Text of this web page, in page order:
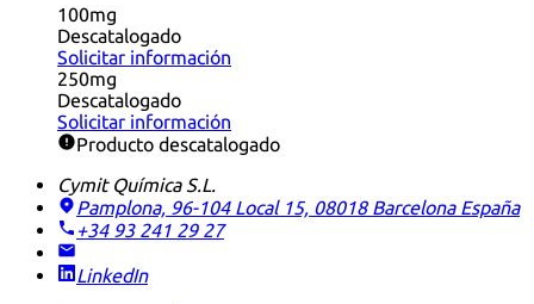
100mg
Descatalogado
Solicitar información
250mg
Descatalogado
Solicitar información
Producto descatalogado
Cymit Química S.L.
Pamplona, 96-104 Local 15, 08018 Barcelona España
+34 93 241 29 27
LinkedIn